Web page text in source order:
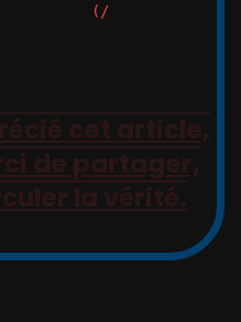
(/
cet article,
de partager,
la vérité.